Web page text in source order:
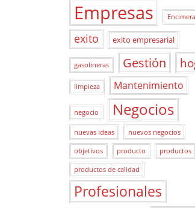
Empresas
exito exito empresarial
gasolineras Gestión
limpieza Mantenimiento
negocio Negocios
nuevas ideas nuevos negocios
objetivos producto productos
productos de calidad
Profesionales